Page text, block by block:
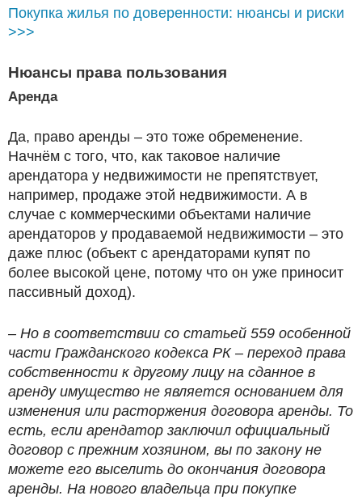
Покупка жилья по доверенности: нюансы и риски
>>>
Нюансы права пользования
Аренда
Да, право аренды – это тоже обременение.
Начнём с того, что, как таковое наличие
арендатора у недвижимости не препятствует,
например, продаже этой недвижимости. А в
случае с коммерческими объектами наличие
арендаторов у продаваемой недвижимости – это
даже плюс (объект с арендаторами купят по
более высокой цене, потому что он уже приносит
пассивный доход).
– Но в соответствии со статьей 559 особенной
части Гражданского кодекса РК – переход права
собственности к другому лицу на сданное в
аренду имущество не является основанием для
изменения или расторжения договора аренды. То
есть, если арендатор заключил официальный
договор с прежним хозяином, вы по закону не
можете его выселить до окончания договора
аренды. На нового владельца при покупке